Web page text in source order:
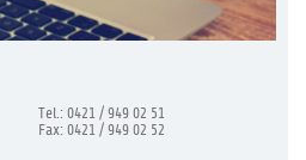
Tel.: 0421 / 949 02 51
Fax: 0421 / 949 02 52